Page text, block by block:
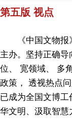
第五版 视点
《中国文物报》
主办。坚持正确
位、 宽领域、 多
政策， 透视热点
已成为全国文博
华文明、汲取智慧